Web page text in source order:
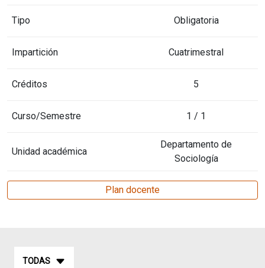
Tipo Obligatoria
Impartición Cuatrimestral
Créditos 5
Curso/Semestre 1 / 1
Unidad académica
Departamento de
Sociología
Plan docente
TODAS